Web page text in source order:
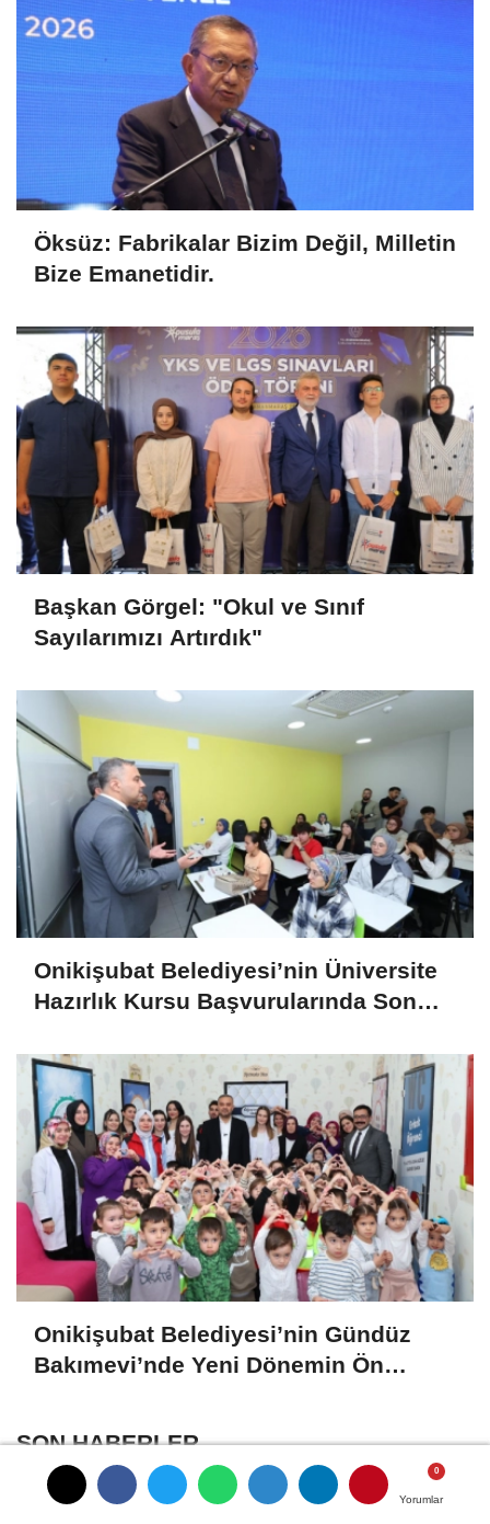
Yorumlar
Yorumlar
Yorumlar
Öksüz: Fabrikalar Bizim Değil, Milletin
Bize Emanetidir.
Başkan Görgel: "Okul ve Sınıf
Sayılarımızı Artırdık"
Onikişubat Belediyesi’nin Üniversite
Hazırlık Kursu Başvurularında Son
Onikişubat Belediyesi’nin Gündüz
Bakımevi’nde Yeni Dönemin Ön
SON HABERLER
Öksüz: Fabrikalar Bizim Değil,